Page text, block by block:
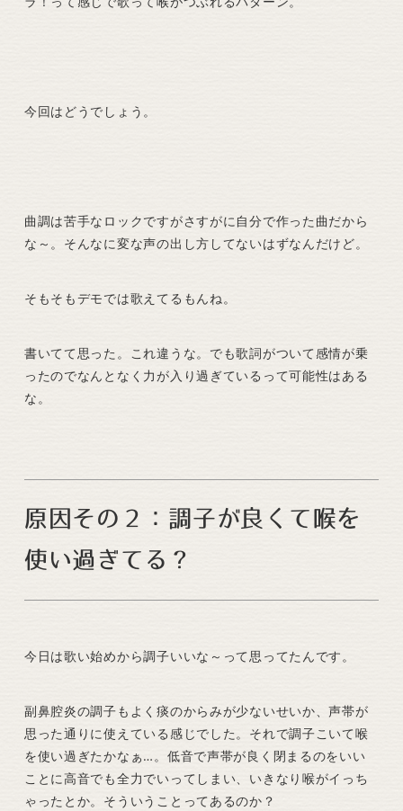
今回はどうでしょう。
曲調は苦手なロックですがさすがに自分で作った曲だから
な～。そんなに変な声の出し方してないはずなんだけど。
そもそもデモでは歌えてるもんね。
書いてて思った。これ違うな。でも歌詞がついて感情が乗
ったのでなんとなく力が入り過ぎているって可能性はある
な。
原因その２：調子が良くて喉を
使い過ぎてる？
今日は歌い始めから調子いいな～って思ってたんです。
副鼻腔炎の調子もよく痰のからみが少ないせいか、声帯が
思った通りに使えている感じでした。それで調子こいて喉
を使い過ぎたかなぁ…。低音で声帯が良く閉まるのをいい
ことに高音でも全力でいってしまい、いきなり喉がイっち
ゃったとか。そういうことってあるのか？